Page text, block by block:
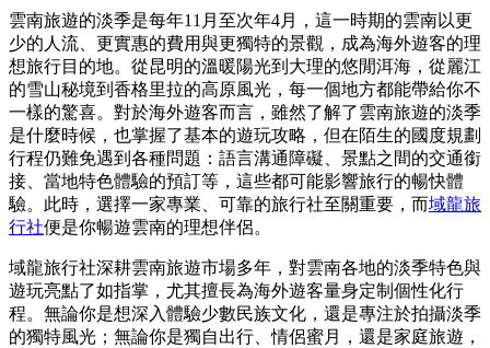
雲南旅遊的淡季是每年11月至次年4月，這一時期的雲南以更
少的人流、更實惠的費用與更獨特的景觀，成為海外遊客的理
想旅行目的地。從昆明的溫暖陽光到大理的悠閒洱海，從麗江
的雪山秘境到香格里拉的高原風光，每一個地方都能帶給你不
一樣的驚喜。對於海外遊客而言，雖然了解了雲南旅遊的淡季
是什麼時候，也掌握了基本的遊玩攻略，但在陌生的國度規劃
行程仍難免遇到各種問題：語言溝通障礙、景點之間的交通銜
接、當地特色體驗的預訂等，這些都可能影響旅行的暢快體
驗。此時，選擇一家專業、可靠的旅行社至關重要，而域龍旅
行社便是你暢遊雲南的理想伴侶。
域龍旅行社深耕雲南旅遊市場多年，對雲南各地的淡季特色與
遊玩亮點了如指掌，尤其擅長為海外遊客量身定制個性化行
程。無論你是想深入體驗少數民族文化，還是專注於拍攝淡季
的獨特風光；無論你是獨自出行、情侶蜜月，還是家庭旅遊，